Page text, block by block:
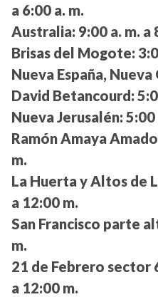
a 6:00 a. m.
Australia: 9:00 a. m. a
Brisas del Mogote:
Nueva España,
David Betancourd:
Nueva Jerusalén: 5:00
Ramón Amaya
m.
La Huerta y Altos de
a 12:00 m.
San Francisco parte
m.
21 de Febrero sector
a 12:00 m.